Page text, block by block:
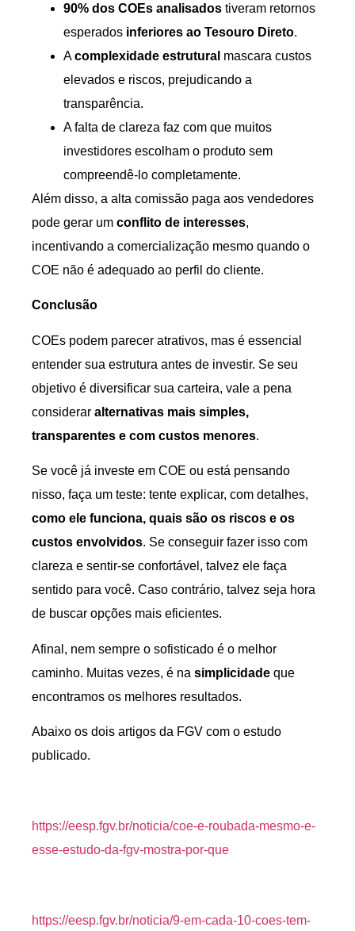
90% dos COEs analisados tiveram retornos
esperados inferiores ao Tesouro Direto.
Acomplexidade estrutural mascara custos
elevados e riscos, prejudicando a
transparência.
A falta de clareza faz com que muitos
investidores escolham o produto sem
compreendê-lo completamente.
Além disso, a alta comissão paga aos vendedores
pode gerar um conflito de interesses,
incentivando a comercialização mesmo quando o
COE não é adequado ao perfil do cliente.
Conclusão
COEs podem parecer atrativos, mas é essencial
entender sua estrutura antes de investir. Se seu
objetivo é diversificar sua carteira, vale a pena
considerar alternativas mais simples,
transparentes e com custos menores.
Se você já investe em COE ou está pensando
nisso, faça um teste: tente explicar, com detalhes,
como ele funciona, quais são os riscos e os
custos envolvidos. Se conseguir fazer isso com
clareza e sentir-se confortável, talvez ele faça
sentido para você. Caso contrário, talvez seja hora
de buscar opções mais eficientes.
Afinal, nem sempre o sofisticado é o melhor
caminho. Muitas vezes, é na simplicidade que
encontramos os melhores resultados.
Abaixo os dois artigos da FGV com o estudo
publicado.
https://eesp.fgv.br/noticia/coe-e-roubada-mesmo-e-
esse-estudo-da-fgv-mostra-por-que
https://eesp.fgv.br/noticia/9-em-cada-10-coes-tem-